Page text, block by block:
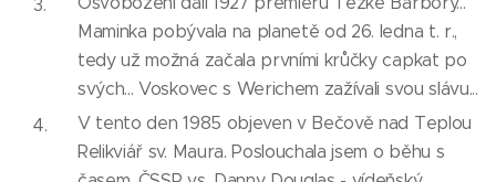
Maminka pobývala na planetě od 26. ledna t. r.,
tedy už možná začala prvními krůčky capkat po
svých... Voskovec s Werichem zažívali svou slávu...
V tento den 1985 objeven v Bečově nad Teplou
Relikviář sv. Maura. Poslouchala jsem o běhu s